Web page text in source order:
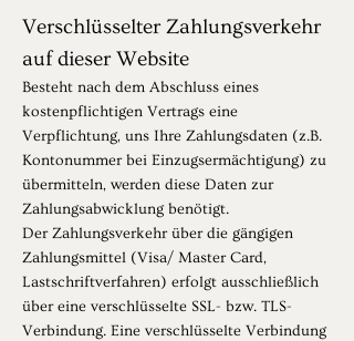
Verschlüsselter Zahlungsverkehr
auf dieser Website
Besteht nach dem Abschluss eines
kostenpflichtigen Vertrags eine
Verpflichtung, uns Ihre Zahlungsdaten (z.B.
Kontonummer bei Einzugsermächtigung) zu
übermitteln, werden diese Daten zur
Zahlungsabwicklung benötigt.
Der Zahlungsverkehr über die gängigen
Zahlungsmittel (Visa/ Master Card,
Lastschriftverfahren) erfolgt ausschließlich
über eine verschlüsselte SSL- bzw. TLS-
Verbindung. Eine verschlüsselte Verbindung